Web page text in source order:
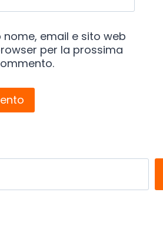
nome, email e sito web
per la prossima